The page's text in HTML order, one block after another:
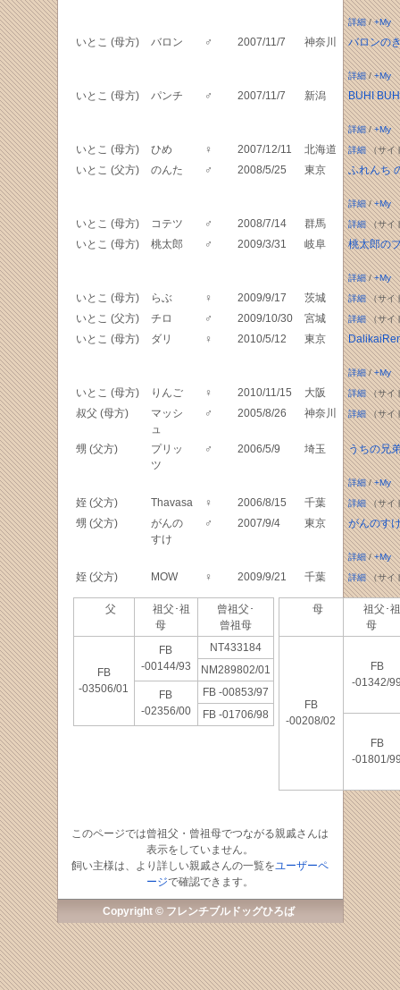
詳細/+My
いとこ (母方) バロン ♂ 2007/11/7 神奈川 バロンの
詳細/+My
いとこ (母方) パンチ ♂ 2007/11/7 新潟 BUHI
詳細/+My
いとこ (母方) ひめ ♀ 2007/12/11 北海道 詳細（サイ
いとこ (父方) のんた ♂ 2008/5/25 東京 ふれんち
詳細/+My
いとこ (母方) コテツ ♂ 2008/7/14 群馬 詳細（サイ
いとこ (母方) 桃太郎 ♂ 2009/3/31 岐阜 桃太郎の
詳細/+My
いとこ (母方) らぶ ♀ 2009/9/17 茨城 詳細（サイ
いとこ (父方) チロ ♂ 2009/10/30 宮城 詳細（サイ
いとこ (母方) ダリ ♀ 2010/5/12 東京
詳細/+My
いとこ (母方) りんご ♀ 2010/11/15 大阪 詳細（サイ
叔父 (母方)
マッシ
ュ
♂ 2005/8/26 神奈川 詳細（サイ
甥 (父方)
プリッ
ツ
♂ 2006/5/9 埼玉 うちの兄
詳細/+My
姪 (父方) Thavasa ♀ 2006/8/15 千葉 詳細（サイ
甥 (父方)
がんの
すけ
♂ 2007/9/4 東京 がんのす
詳細/+My
姪 (父方) MOW ♀ 2009/9/21 千葉 詳細（サイ
父
祖父･祖
母
曾祖父･
曾祖母
FB
-03506/01
FB
-00144/93
NT433184
NM289802/01
FB
-02356/00
FB -00853/97
FB -01706/98
母
祖父･祖
母
FB
-00208/02
FB
-01342/
FB
-01801/
このページでは曾祖父・曾祖母でつながる親戚さんは
表示をしていません。
飼い主様は、より詳しい親戚さんの一覧をユーザーペ
ージで確認できます。
Copyright © フレンチブルドッグひろば